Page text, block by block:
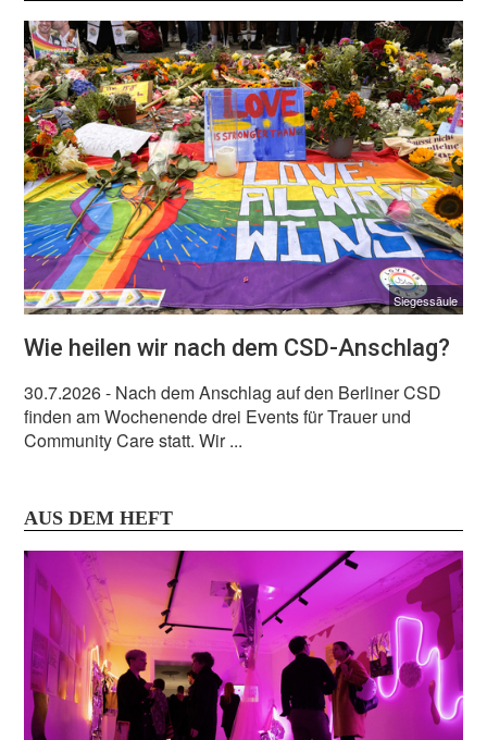
Siegessäule
Wie heilen wir nach dem CSD-Anschlag?
30.7.2026- Nach dem Anschlag auf den Berliner CSD
finden am Wochenende drei Events für Trauer und
Community Care statt. Wir ...
AUS DEM HEFT